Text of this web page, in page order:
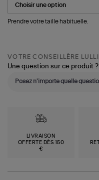
Prendre votre taille habituelle.
VOTRE CONSEILLÈRE LULLI
Une question sur ce produit ?
LIVRAISON
OFFERTE DÈS 150
€